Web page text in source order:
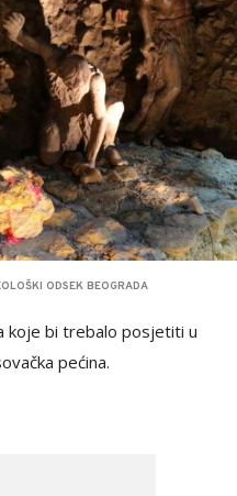
ODSEK BEOGRADA
koje bi trebalo posjetiti u
pećina.